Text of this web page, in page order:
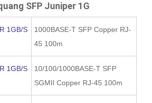
SFP Juniper 1G
1GB/S
1000BASE-T SFP Copper RJ-
45 100m
1GB/S
10/100/1000BASE-T SFP
SGMII Copper RJ-45 100m